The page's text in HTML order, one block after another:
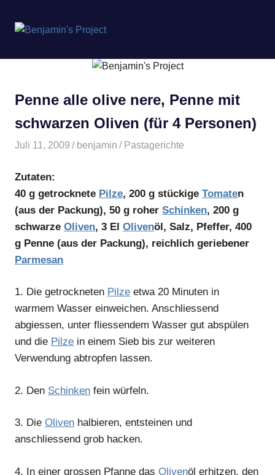
springen
Project
Penne alle olive nere, Penne mit
schwarzen Oliven (für 4 Personen)
Juli 11, 2009 benjamin Pastagerichte
Zutaten:
40 g getrocknete Pilze, 200 g stückige Tomaten
(aus der Packung), 50 g roher Schinken, 200 g
schwarze Oliven, 3 El Olivenöl, Salz, Pfeffer, 400
g Penne (aus der Packung), reichlich geriebener
Parmesan
1. Die getrockneten Pilze etwa 20 Minuten in
warmem Wasser einweichen. Anschliessend
abgiessen, unter fliessendem Wasser gut abspülen
und die Pilze in einem Sieb bis zur weiteren
Verwendung abtropfen lassen.
2. Den Schinken fein würfeln.
3. Die Oliven halbieren, entsteinen und
anschliessend grob hacken.
4. In einer grossen Pfanne das Olivenöl erhitzen, den